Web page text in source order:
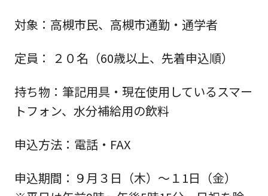
対象 ：高槻市民、高槻市通勤・通学者
定員 ： ２０名（60歳以上、先着申込順）
持ち物 ：筆記用具・現在使用しているスマー
トフォン、水分補給用の飲料
申込方法 ：電話・FAX
申込期間 ：９月３日（木）～１1日（金）